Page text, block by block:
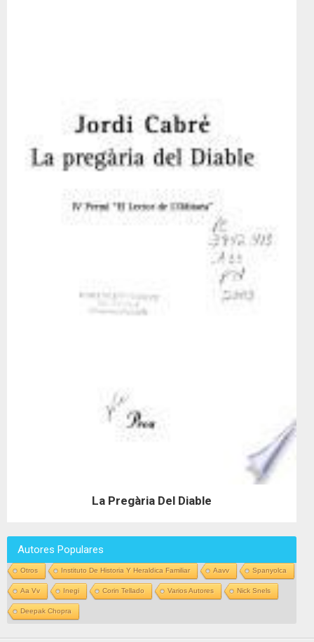
La Pregària Del Diable
Autores Populares
Otros Instituto De Historia Y Heraldica Familiar Aavv Spanyolca
Aa Vv Inegi Corin Tellado Varios Autores Nick Snels
Deepak Chopra